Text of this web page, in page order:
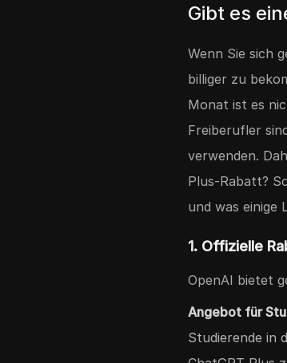
Gibt es
Wenn Sie sich
billiger zu
Monat ist es
Freiberufler
verwenden.
Plus-Rabatt?
und was einige
1. Offizielle
OpenAI bietet
Angebot für
Studierende in